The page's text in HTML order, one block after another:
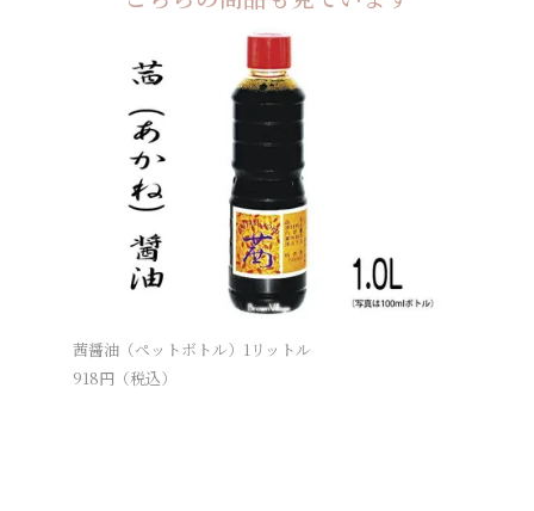
茜醤油（ペットボトル）1リットル
918円（税込）